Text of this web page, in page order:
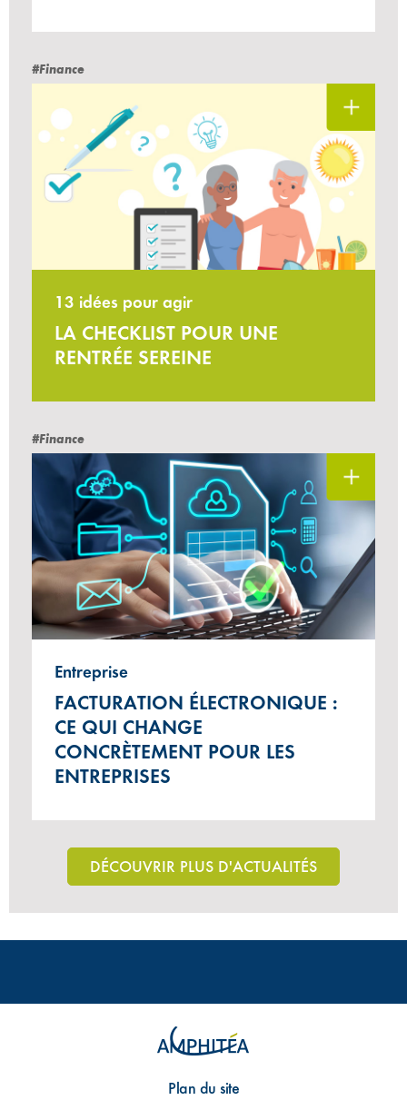
#Finance
13 idées pour agir
LA CHECKLIST POUR UNE
RENTRÉE SEREINE
#Finance
Entreprise
FACTURATION ÉLECTRONIQUE :
CE QUI CHANGE
CONCRÈTEMENT POUR LES
ENTREPRISES
DÉCOUVRIR PLUS D'ACTUALITÉS
Plan du site